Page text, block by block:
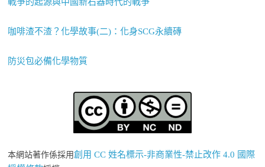
咖啡渣不渣？化學故事(二)：化身SCG永續磚
防災包必備化學物質
本網站著作係採用創用 CC 姓名標示-非商業性-禁止改作 4.0 國際